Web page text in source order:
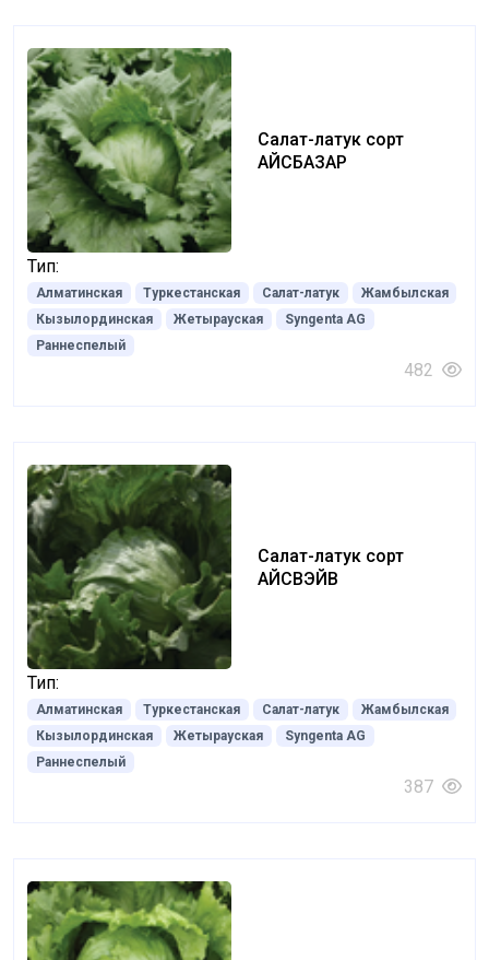
Салат-латук сорт
АЙСБАЗАР
Тип:
Алматинская Туркестанская Салат-латук
Жамбылская
Кызылординская
Жетырауская
Syngenta AG
Раннеспелый
482
Салат-латук сорт
АЙСВЭЙВ
Тип:
Алматинская Туркестанская Салат-латук
Жамбылская
Кызылординская
Жетырауская
Syngenta AG
Раннеспелый
387